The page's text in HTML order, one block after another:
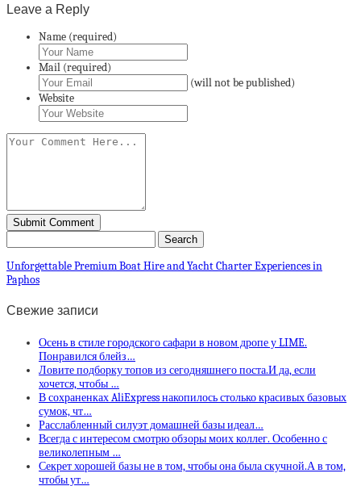
Leave a Reply
Name (required)
Mail (required)
(will not be published)
Website
Unforgettable Premium Boat Hire and Yacht Charter Experiences in
Paphos
Свежие записи
Осень в стиле городского сафари в новом дропе у LIME.
Понравился блейз…
Ловите подборку топов из сегодняшнего поста.И да, если
хочется, чтобы …
В сохраненках AliExpress накопилось столько красивых базовых
сумок, чт…
Расслабленный силуэт домашней базы идеал…
Всегда с интересом смотрю обзоры моих коллег. Особенно с
великолепным …
Секрет хорошей базы не в том, чтобы она была скучной.А в том,
чтобы ут…